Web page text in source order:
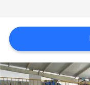
PLAN
DU
SITE